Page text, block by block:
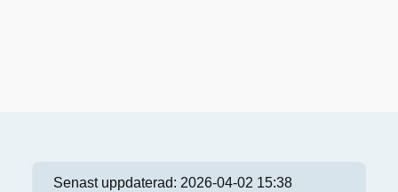
Senast uppdaterad: 2026-04-02 15:38